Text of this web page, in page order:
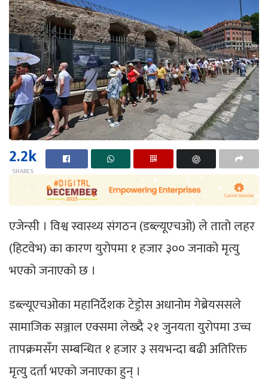
2.2k
SHARES
एजेन्सी । विश्व स्वास्थ्य संगठन (डब्ल्यूएचओ) ले तातो लहर
(हिटवेभ) का कारण युरोपमा १ हजार ३०० जनाको मृत्यु
भएको जनाएको छ ।
डब्ल्यूएचओका महानिर्देशक टेड्रोस अधानोम गेब्रेयससले
सामाजिक सञ्जाल एक्समा लेख्दै २१ जुनयता युरोपमा उच्च
तापक्रमसँग सम्बन्धित १ हजार ३ सयभन्दा बढी अतिरिक्त
मृत्यु दर्ता भएको जनाएका हुन् ।